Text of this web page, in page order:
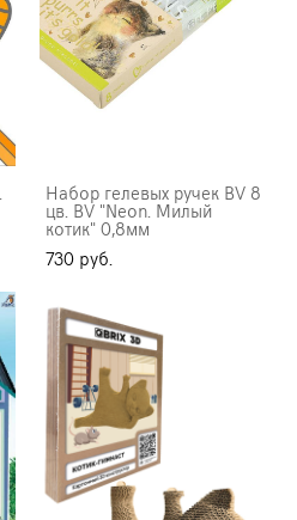
Набор гелевых ручек BV 8
цв. BV "Neon. Милый
котик" 0,8мм
730 pуб.